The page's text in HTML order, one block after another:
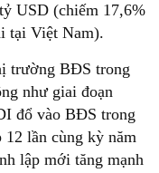
USD (chiếm 17,6%
tại Việt Nam).
trường BĐS trong
như giai đoạn
đổ vào BĐS trong
12 lần cùng kỳ năm
lập mới tăng mạnh